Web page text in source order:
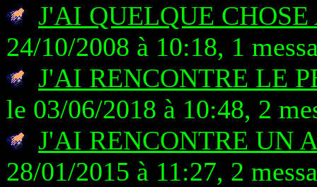
J'AI QUELQUE
24/10/2008 à 10:18, 1
J'AI RENCONTRE LE
le 03/06/2018 à 10:48, 2
J'AI RENCONTRE UN
28/01/2015 à 11:27, 2